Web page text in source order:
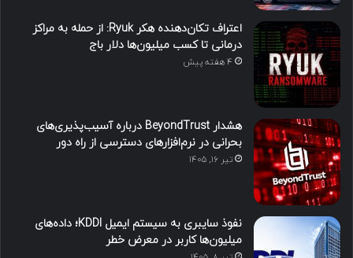
اعتراف تکان‌دهنده هکر Ryuk: از حمله به مراکز
درمانی تا کسب میلیون‌ها دلار باج
4 هفته پیش
هشدار BeyondTrust درباره آسیب‌پذیری‌های
بحرانی در نرم‌افزارهای دسترسی از راه دور
تیر ۱۶, ۱۴۰۵
نفوذ سایبری به سیستم ایمیل KDDI؛ داده‌های
میلیون‌ها کاربر در معرض خطر